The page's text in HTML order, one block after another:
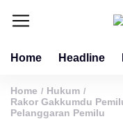
Home Headline
Home / Hukum /
Rakor Gakkumdu
Pelanggaran Pemilu